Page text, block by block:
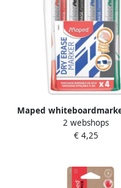
Maped
beitelvormige punt etui
stuks in geassorteerde
2 webshops
€ 4,25